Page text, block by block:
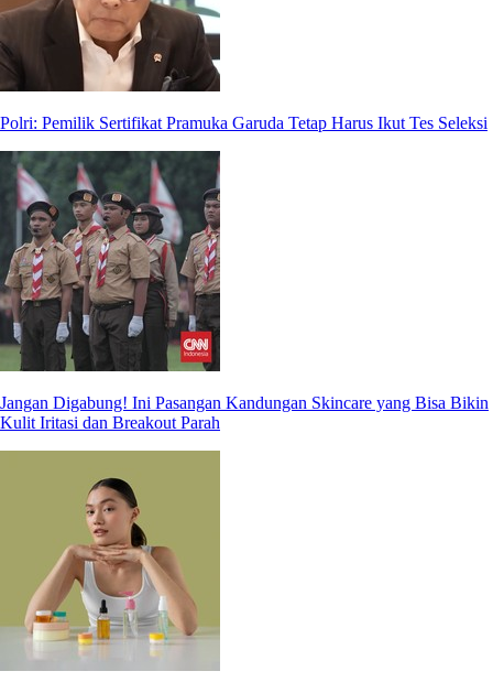
Polri: Pemilik Sertifikat Pramuka Garuda Tetap Harus Ikut Tes Seleksi
Jangan Digabung! Ini Pasangan Kandungan Skincare yang Bisa Bikin
Kulit Iritasi dan Breakout Parah